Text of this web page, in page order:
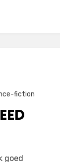
fiction
goed